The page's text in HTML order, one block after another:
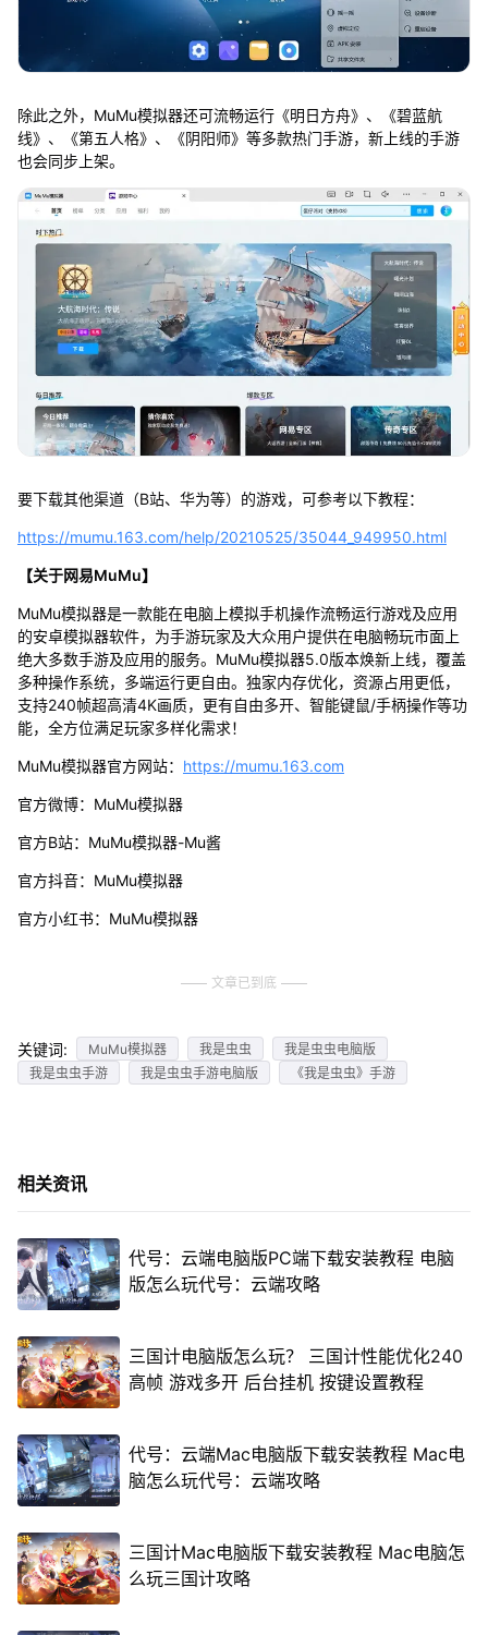
除此之外，MuMu模拟器还可流畅运行《明日方舟》、《碧蓝航
线》、《第五人格》、《阴阳师》等多款热门手游，新上线的手游
也会同步上架。
要下载其他渠道（B站、华为等）的游戏，可参考以下教程：
https://mumu.163.com/help/20210525/35044_949950.html
【关于网易MuMu】
MuMu模拟器是一款能在电脑上模拟手机操作流畅运行游戏及应用
的安卓模拟器软件，为手游玩家及大众用户提供在电脑畅玩市面上
绝大多数手游及应用的服务。MuMu模拟器5.0版本焕新上线，覆盖
多种操作系统，多端运行更自由。独家内存优化，资源占用更低，
支持240帧超高清4K画质，更有自由多开、智能键鼠/手柄操作等功
能，全方位满足玩家多样化需求！
MuMu模拟器官方网站： https://mumu.163.com
官方微博：MuMu模拟器
官方B站：MuMu模拟器-Mu酱
官方抖音：MuMu模拟器
官方小红书：MuMu模拟器
文章已到底
关键词: MuMu模拟器 我是虫虫
我是虫虫电脑版
我是虫虫手游
我是虫虫手游电脑版 《我是虫虫》手游
相关资讯
代号：云端电脑版PC端下载安装教程 电脑
版怎么玩代号：云端攻略
三国计电脑版怎么玩？ 三国计性能优化240
高帧 游戏多开 后台挂机 按键设置教程
代号：云端Mac电脑版下载安装教程 Mac电
脑怎么玩代号：云端攻略
三国计Mac电脑版下载安装教程 Mac电脑怎
么玩三国计攻略